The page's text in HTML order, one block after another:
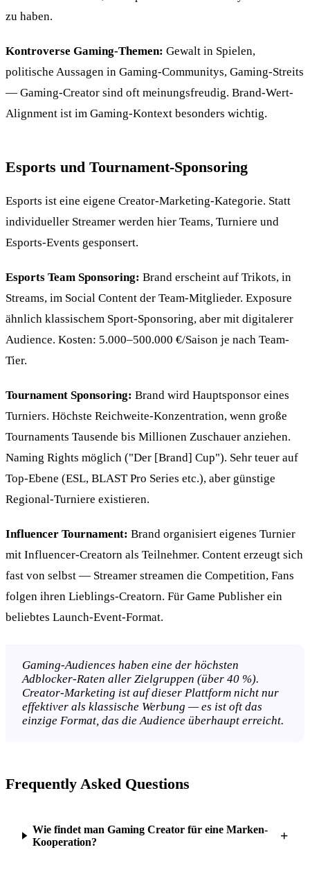
zu haben.
Kontroverse Gaming-Themen: Gewalt in Spielen,
politische Aussagen in Gaming-Communitys, Gaming-Streits
— Gaming-Creator sind oft meinungsfreudig. Brand-Wert-
Alignment ist im Gaming-Kontext besonders wichtig.
Esports und Tournament-Sponsoring
Esports ist eine eigene Creator-Marketing-Kategorie. Statt
individueller Streamer werden hier Teams, Turniere und
Esports-Events gesponsert.
Esports Team Sponsoring: Brand erscheint auf Trikots, in
Streams, im Social Content der Team-Mitglieder. Exposure
ähnlich klassischem Sport-Sponsoring, aber mit digitalerer
Audience. Kosten: 5.000–500.000 €/Saison je nach Team-
Tier.
Tournament Sponsoring: Brand wird Hauptsponsor eines
Turniers. Höchste Reichweite-Konzentration, wenn große
Tournaments Tausende bis Millionen Zuschauer anziehen.
Naming Rights möglich ("Der [Brand] Cup"). Sehr teuer auf
Top-Ebene (ESL, BLAST Pro Series etc.), aber günstige
Regional-Turniere existieren.
Influencer Tournament: Brand organisiert eigenes Turnier
mit Influencer-Creatorn als Teilnehmer. Content erzeugt sich
fast von selbst — Streamer streamen die Competition, Fans
folgen ihren Lieblings-Creatorn. Für Game Publisher ein
beliebtes Launch-Event-Format.
Gaming-Audiences haben eine der höchsten
Adblocker-Raten aller Zielgruppen (über 40 %).
Creator-Marketing ist auf dieser Plattform nicht nur
effektiver als klassische Werbung — es ist oft das
einzige Format, das die Audience überhaupt erreicht.
Frequently Asked Questions
Wie findet man Gaming Creator für eine Marken-
Kooperation?
+